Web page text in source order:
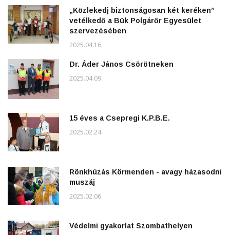
„Közlekedj biztonságosan két keréken”
vetélkedő a Bük Polgárőr Egyesület
szervezésében
2025.04.16.
Dr. Áder János Csörötneken
2025.04.09.
15 éves a Csepregi K.P.B.E.
2025.02.24.
Rönkhúzás Körmenden - avagy házasodni
muszáj
2025.02.06.
Védelmi gyakorlat Szombathelyen